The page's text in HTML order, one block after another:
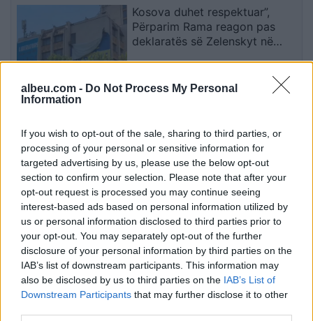
albeu.com - Do Not Process My Personal
Information
If you wish to opt-out of the sale, sharing to third parties, or
processing of your personal or sensitive information for
targeted advertising by us, please use the below opt-out
section to confirm your selection. Please note that after your
opt-out request is processed you may continue seeing
interest-based ads based on personal information utilized by
us or personal information disclosed to third parties prior to
your opt-out. You may separately opt-out of the further
disclosure of your personal information by third parties on the
IAB’s list of downstream participants. This information may
also be disclosed by us to third parties on the IAB’s List of
Downstream Participants that may further disclose it to other
Kosova duhet respektuar”,
Përparim Rama reagon pas
deklaratës së Zelenskyt në
FOTOLAJM/ Deklaratat e
gjigande me mbishkrimin ‘Free
Ukraine’